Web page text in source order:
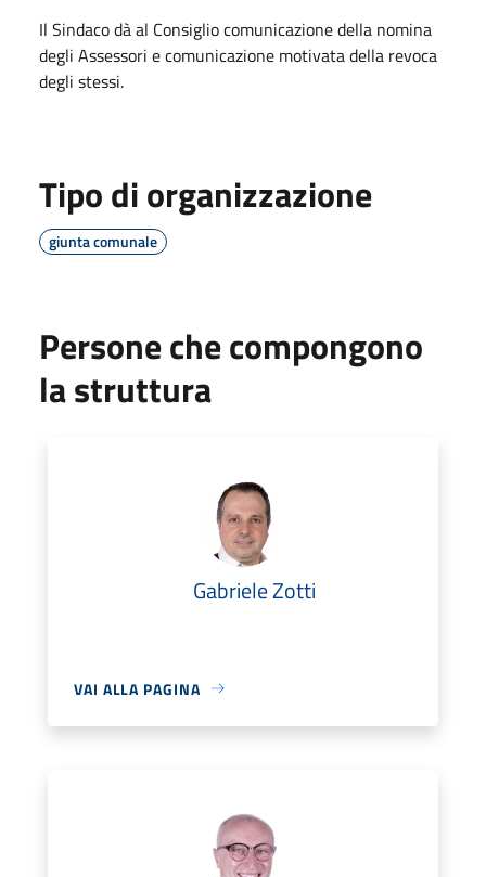
Il Sindaco dà al Consiglio comunicazione della nomina
degli Assessori e comunicazione motivata della revoca
degli stessi.
Tipo di organizzazione
giunta comunale
Persone che compongono
la struttura
Gabriele Zotti
VAI ALLA PAGINA